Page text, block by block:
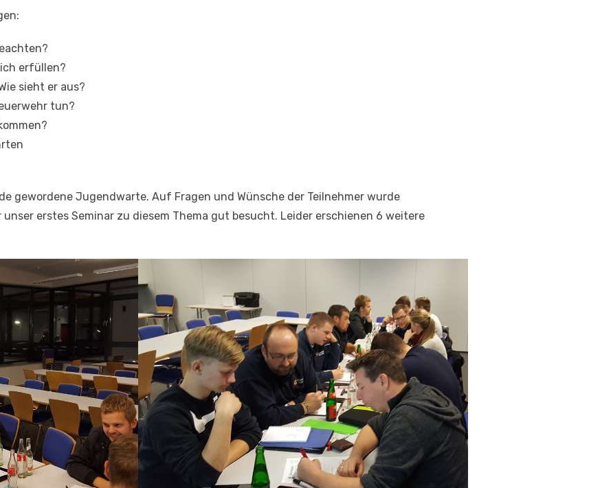
erfüllen?
sieht er aus?
tun?
gewordene Jugendwarte. Auf Fragen und Wünsche der Teilnehmer wurde
unser erstes Seminar zu diesem Thema gut besucht. Leider erschienen 6 weitere